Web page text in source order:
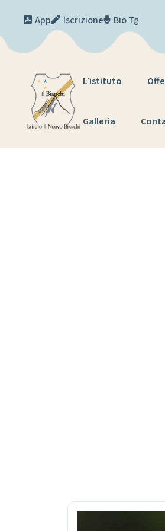
App
Iscrizione Bio Tg
L’istituto
Galleria